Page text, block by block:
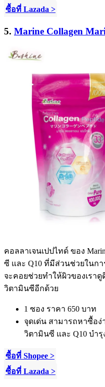
ซื้อที่ Lazada >
5. Marine Collagen
คอลลาเจนเปปไทด์ ของ
ซี และ Q10 ที่มีส่วนช่วยในก
จะคอยช่วยทำให้ผิวของเรา
วิตามินซีอีกด้วย
1 ซอง ราคา 650 บาท
จุดเด่น สามารถหาซื้อ
วิตามินซี และ Q10 บำรุ
ซื้อที่ Shopee >
ซื้อที่ Lazada >